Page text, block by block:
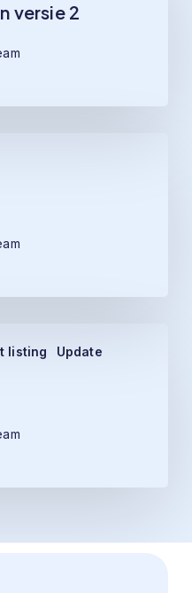
versie 2
listing Update